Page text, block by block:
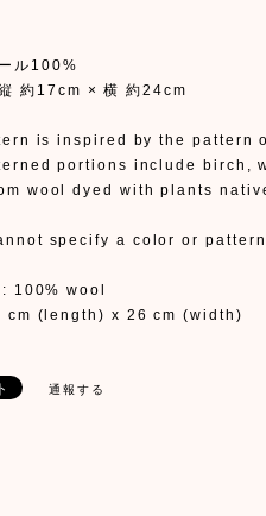
ル100%
約17cm × 横 約24cm
is inspired by the pattern
portions include birch,
wool dyed with plants
specify a color or
100% wool
cm (length) x 26 cm (width)
通報する